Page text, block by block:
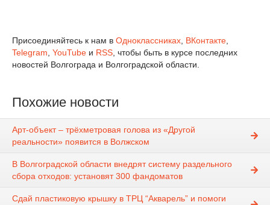
Присоединяйтесь к нам в Одноклассниках ВКонтакте
Telegram YouTube и RSS , чтобы быть в курсе последних
новостей Волгограда и Волгоградской области.
Похожие новости
Арт-объект – трёхметровая голова из «Другой
реальности» появится в Волжском
В Волгоградской области внедрят систему раздельного
сбора отходов: установят 300 фандоматов
Сдай пластиковую крышку в ТРЦ “Акварель” и помоги